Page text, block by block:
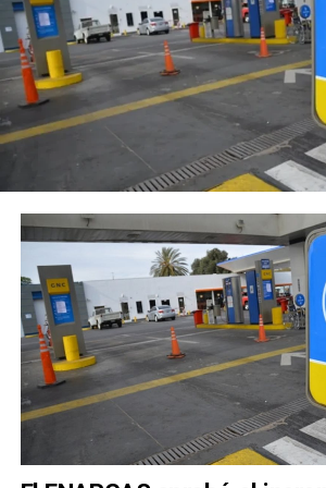
presidente norteamericano,Donald
provocaría un fuerte impacto
comercio internacional.